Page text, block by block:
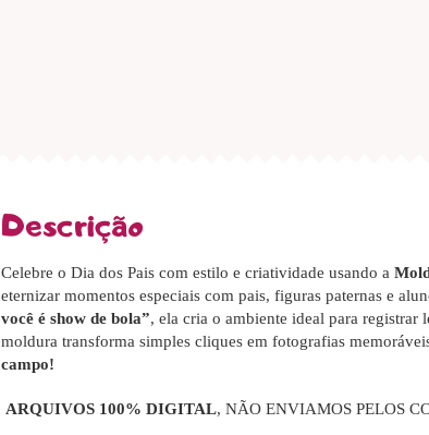
Descrição
Celebre o Dia dos Pais com estilo e criatividade usando a
eternizar momentos especiais com pais, figuras paternas e
você é show de bola”, ela cria o ambiente ideal para registrar
moldura transforma simples cliques em fotografias
campo!
ARQUIVOS 100% DIGITAL, NÃO ENVIAMOS PELOS